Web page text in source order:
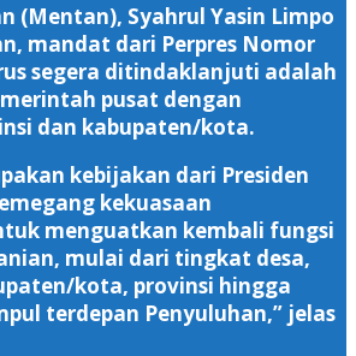
(Mentan), Syahrul Yasin Limpo
mandat dari Perpres Nomor
segera ditindaklanjuti adalah
pusat dengan
dan kabupaten/kota.
kebijakan dari Presiden
kekuasaan
menguatkan kembali fungsi
mulai dari tingkat desa,
kota, provinsi hingga
terdepan Penyuluhan,” jelas